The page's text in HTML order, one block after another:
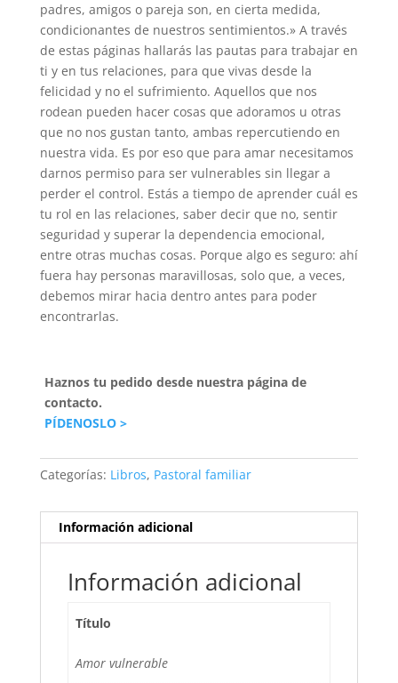
padres, amigos o pareja son, en cierta medida,
condicionantes de nuestros sentimientos.» A través
de estas páginas hallarás las pautas para trabajar en
ti y en tus relaciones, para que vivas desde la
felicidad y no el sufrimiento. Aquellos que nos
rodean pueden hacer cosas que adoramos u otras
que no nos gustan tanto, ambas repercutiendo en
nuestra vida. Es por eso que para amar necesitamos
darnos permiso para ser vulnerables sin llegar a
perder el control. Estás a tiempo de aprender cuál es
tu rol en las relaciones, saber decir que no, sentir
seguridad y superar la dependencia emocional,
entre otras muchas cosas. Porque algo es seguro: ahí
fuera hay personas maravillosas, solo que, a veces,
debemos mirar hacia dentro antes para poder
encontrarlas.
Haznos tu pedido desde nuestra página de
contacto.
PÍDENOSLO >
Categorías: Libros, Pastoral familiar
Información adicional
Información adicional
Título
Amor vulnerable